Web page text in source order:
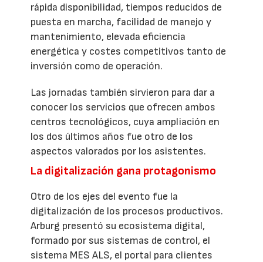
rápida disponibilidad, tiempos reducidos de
puesta en marcha, facilidad de manejo y
mantenimiento, elevada eficiencia
energética y costes competitivos tanto de
inversión como de operación.
Las jornadas también sirvieron para dar a
conocer los servicios que ofrecen ambos
centros tecnológicos, cuya ampliación en
los dos últimos años fue otro de los
aspectos valorados por los asistentes.
La digitalización gana protagonismo
Otro de los ejes del evento fue la
digitalización de los procesos productivos.
Arburg presentó su ecosistema digital,
formado por sus sistemas de control, el
sistema MES ALS, el portal para clientes